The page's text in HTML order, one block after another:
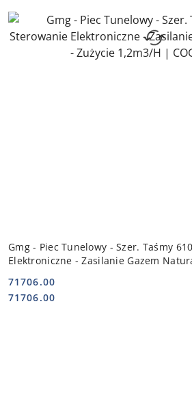
Gmg - Piec Tunelowy - Szer. Taśmy
Elektroniczne - Zasilanie Gazem
Cena:
71706.00
Cena:
71706.00